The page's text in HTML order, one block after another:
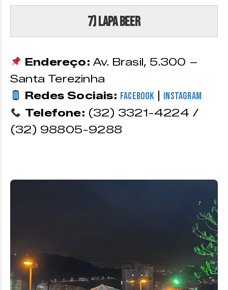
7) Lapa Beer
Endereço: Av. Brasil, 5.300 –
Santa Terezinha
Redes Sociais: Facebook
Instagram
Telefone: (32) 3321-4224 /
(32) 98805-9288